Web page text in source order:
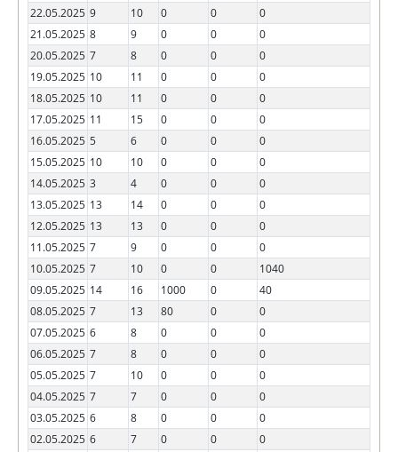
22.05.2025 9 10 0 0
0
21.05.2025 8 9 0 0
0
20.05.2025 7 8 0 0
0
19.05.2025 10 11 0 0
0
18.05.2025 10 11 0 0
0
17.05.2025 11 15 0 0
0
16.05.2025 5 6 0 0
0
15.05.2025 10 10 0 0
0
14.05.2025 3 4 0 0
0
13.05.2025 13 14 0 0
0
12.05.2025 13 13 0 0
0
11.05.2025 7 9 0 0
0
10.05.2025 7 10 0 0
1040
09.05.2025 14 16 1000 0
40
08.05.2025 7 13 80 0
0
07.05.2025 6 8 0 0
0
06.05.2025 7 8 0 0
0
05.05.2025 7 10 0 0
0
04.05.2025 7 7 0 0
0
03.05.2025 6 8 0 0
0
02.05.2025 6 7 0 0
0